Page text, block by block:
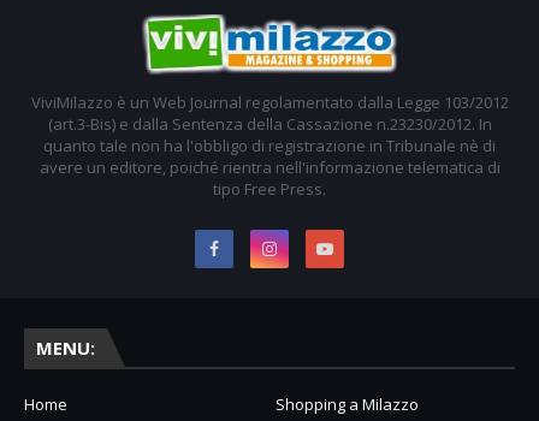
ViviMilazzo è un Web Journal regolamentato dalla Legge 103/2012
(art.3-Bis) e dalla Sentenza della Cassazione n.23230/2012. In
quanto tale non ha l'obbligo di registrazione in Tribunale nè di
avere un editore, poiché rientra nell'informazione telematica di
tipo Free Press.
MENU:
Home
Shopping a Milazzo